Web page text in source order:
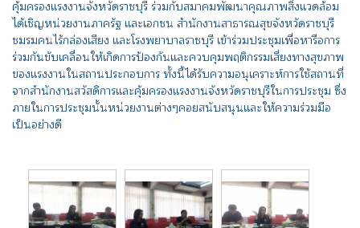
คุ้มครองแรงงานจังหวัดราชบุรี ร่วมกับสมาคมพัฒนาคุณภาพสิ่งแวดล้อม
ได้เชิญหน่วยงานภาครัฐ และเอกชน สำนักงานสาธารณสุขจังหวัดราชบุรี
ชมรมคนไร้กล่องเสียง และโรงพยาบาลราชบุรี เข้าร่วมประชุมเพื่อหารือการ
ร่วมกันขับเคลื่อนให้เกิดการป้องกันและควบคุมพฤติกรรมเสี่ยงทางสุขภาพ
ของแรงงานในสถานประกอบการ ทั้งนี้ได้รับความอนุเคราะห์การใช้สถานที่
จากสำนักงานสวัสดิการและคุ้มครองแรงงานจังหวัดราชบุรีในการประชุม ซึ่ง
ภายในการประชุมนั้นหน่วยงานต่างๆคอยสนับสนุนและให้ความร่วมมือ
เป็นอย่างดี